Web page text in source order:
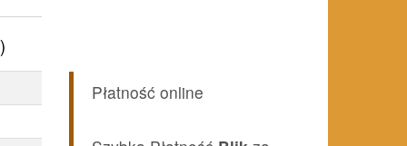
Płatność online